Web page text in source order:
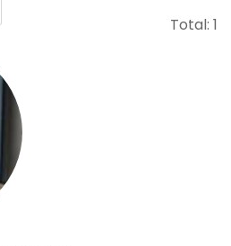
Total: 1